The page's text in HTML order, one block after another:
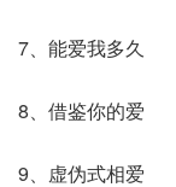
7、能爱我多久
8、借鉴你的爱
9、虚伪式相爱